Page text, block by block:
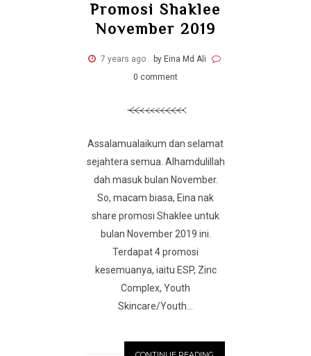
Promosi Shaklee
November 2019
7 years ago
by Eina Md Ali
0 comment
Assalamualaikum dan selamat
sejahtera semua. Alhamdulillah
dah masuk bulan November.
So, macam biasa, Eina nak
share promosi Shaklee untuk
bulan November 2019 ini.
Terdapat 4 promosi
kesemuanya, iaitu ESP, Zinc
Complex, Youth
Skincare/Youth...